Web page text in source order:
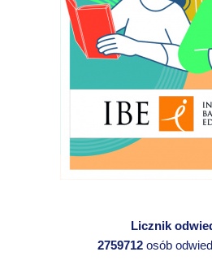
Licznik
2759712osób